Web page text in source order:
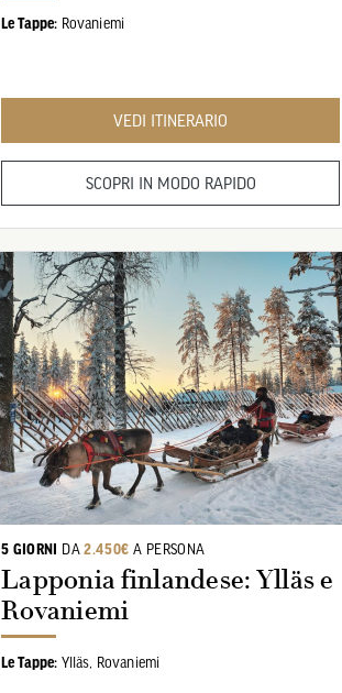
Le Tappe: Rovaniemi
VEDI ITINERARIO
SCOPRI IN MODO RAPIDO
5 GIORNI DA2.450€ A PERSONA
Lapponia finlandese: Ylläs e
Rovaniemi
Le Tappe: Ylläs, Rovaniemi